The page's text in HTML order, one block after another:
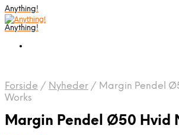
Anything!
Anything!
Forside / Nyheder / Margin Pendel
Works
Margin Pendel Ø50 Hvid